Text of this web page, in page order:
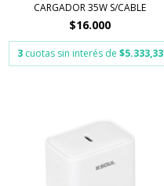
CARGADOR 35W S/CABLE
$16.000
3 cuotas sin interés de $5.333,33